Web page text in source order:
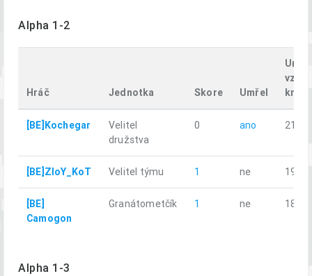
Alpha 1-2
Hráč Jednotka Skore Umřel
km
[BE]Kochegar
Velitel
družstva
0 ano 21.02
[BE]ZloY_KoT Velitel týmu 1 ne 19.37
[BE]
Camogon
Granátometčík 1 ne 18.42
Alpha 1-3